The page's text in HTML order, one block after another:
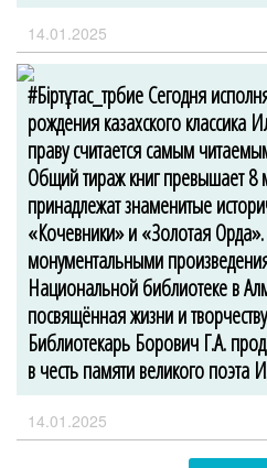
14.01.2025
#Біртұтас_тәрбие Сегодня
рождения казахского классика
праву считается самым
Общий тираж книг превышает 8
принадлежат знаменитые
«Кочевники» и «Золотая
монументальными
Национальной библиотеке в
посвящённая жизни и
Библиотекарь Борович Г.А.
в честь памяти великого поэта
14.01.2025